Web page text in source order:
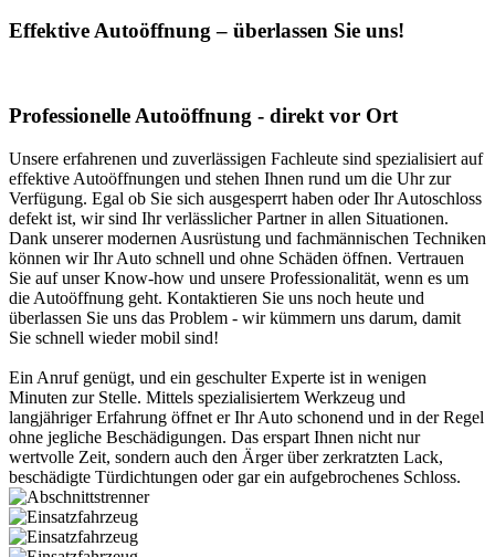
Effektive Autoöffnung – überlassen Sie uns!
Professionelle Autoöffnung - direkt vor Ort
Unsere erfahrenen und zuverlässigen Fachleute sind spezialisiert auf
effektive Autoöffnungen und stehen Ihnen rund um die Uhr zur
Verfügung. Egal ob Sie sich ausgesperrt haben oder Ihr Autoschloss
defekt ist, wir sind Ihr verlässlicher Partner in allen Situationen.
Dank unserer modernen Ausrüstung und fachmännischen Techniken
können wir Ihr Auto schnell und ohne Schäden öffnen. Vertrauen
Sie auf unser Know-how und unsere Professionalität, wenn es um
die Autoöffnung geht. Kontaktieren Sie uns noch heute und
überlassen Sie uns das Problem - wir kümmern uns darum, damit
Sie schnell wieder mobil sind!
Ein Anruf genügt, und ein geschulter Experte ist in wenigen
Minuten zur Stelle. Mittels spezialisiertem Werkzeug und
langjähriger Erfahrung öffnet er Ihr Auto schonend und in der Regel
ohne jegliche Beschädigungen. Das erspart Ihnen nicht nur
wertvolle Zeit, sondern auch den Ärger über zerkratzten Lack,
beschädigte Türdichtungen oder gar ein aufgebrochenes Schloss.